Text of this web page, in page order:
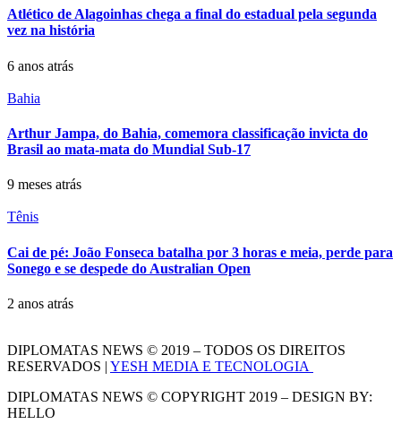
Atlético de Alagoinhas chega a final do estadual pela segunda
vez na história
6 anos atrás
Bahia
Arthur Jampa, do Bahia, comemora classificação invicta do
Brasil ao mata-mata do Mundial Sub-17
9 meses atrás
Tênis
Cai de pé: João Fonseca batalha por 3 horas e meia, perde para
Sonego e se despede do Australian Open
2 anos atrás
DIPLOMATAS NEWS © 2019 – TODOS OS DIREITOS
RESERVADOS | YESH MEDIA E TECNOLOGIA
DIPLOMATAS NEWS © COPYRIGHT 2019 – DESIGN BY:
HELLO